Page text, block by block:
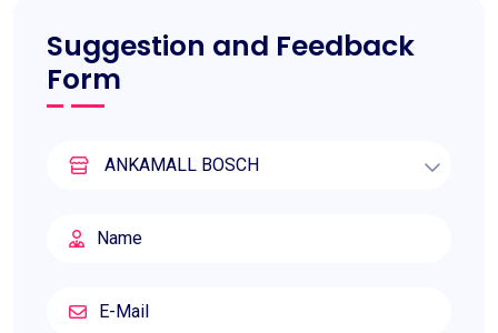
Suggestion and Feedback
Form